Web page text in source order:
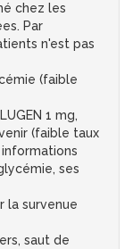
chez les
Par
n'est pas
(faible
1 mg,
(faible taux
ses
la survenue
saut de